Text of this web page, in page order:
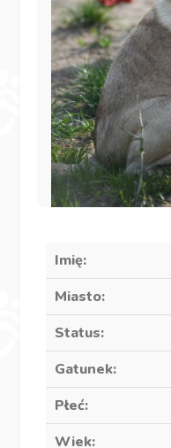
Imię:
Miasto:
Status:
Gatunek:
Płeć:
Wiek: